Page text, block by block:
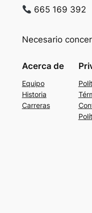
665 169 392
Necesario
Acerca de
Equipo
Historia
Carreras